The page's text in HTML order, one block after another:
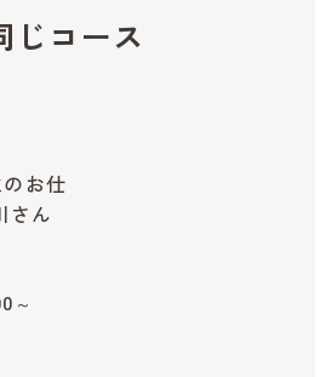
じコース
お仕
さん
～